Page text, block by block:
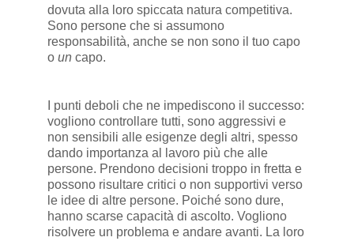
dovuta alla loro spiccata natura competitiva.
Sono persone che si assumono
responsabilità, anche se non sono il tuo capo
o uncapo.
I punti deboli che ne impediscono il successo:
vogliono controllare tutti, sono aggressivi e
non sensibili alle esigenze degli altri, spesso
dando importanza al lavoro più che alle
persone. Prendono decisioni troppo in fretta e
possono risultare critici o non supportivi verso
le idee di altre persone. Poiché sono dure,
hanno scarse capacità di ascolto. Vogliono
risolvere un problema e andare avanti. La loro